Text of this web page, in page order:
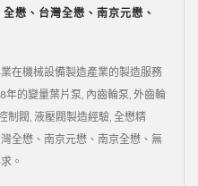
懋、台灣全懋、南京元懋、
在機械設備製造產業的製造服務
的變量葉片泵, 內齒輪泵, 外齒輪
制閥, 液壓閥製造經驗, 全懋精
全懋、南京元懋、南京全懋、無
。